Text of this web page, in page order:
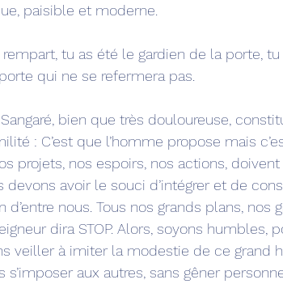
paisible et moderne.
tu as été le gardien de la porte,
qui ne se refermera pas.
bien que très douloureuse,
: C’est que l’homme propose mais
projets, nos espoirs, nos actions,
devons avoir le souci d’intégrer et de
d’entre nous. Tous nos grands plans, nos
dira STOP. Alors, soyons humbles,
veiller à imiter la modestie de ce grand
s’imposer aux autres, sans gêner personne